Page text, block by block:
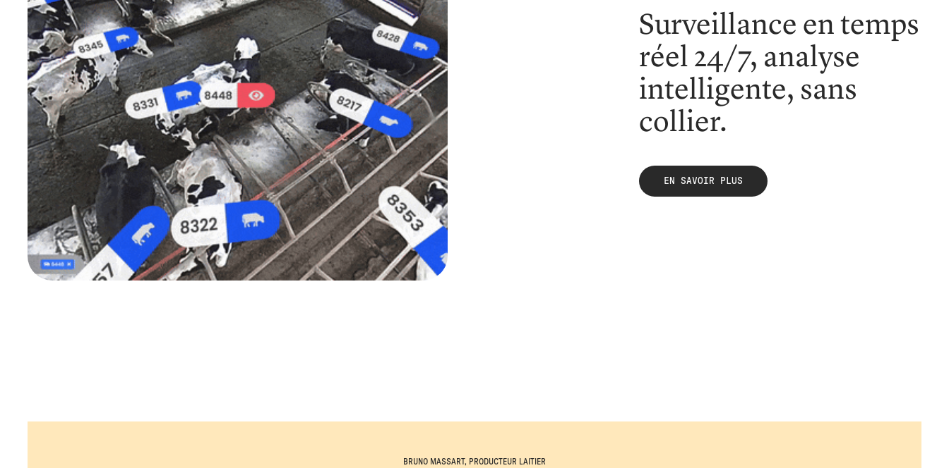
Surveillance en temps
réel 24/7, analyse
intelligente, sans
collier.
EN SAVOIR PLUS
BRUNO MASSART, PRODUCTEUR LAITIER